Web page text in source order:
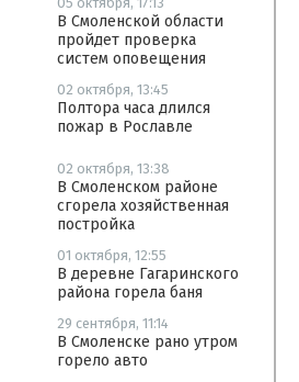
В Смоленской области
пройдет проверка
систем оповещения
02 октября, 13:45
Полтора часа длился
пожар в Рославле
02 октября, 13:38
В Смоленском районе
сгорела хозяйственная
постройка
01 октября, 12:55
В деревне Гагаринского
района горела баня
29 сентября, 11:14
В Смоленске рано утром
горело авто